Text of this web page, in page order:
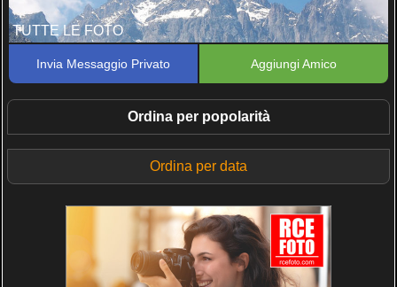
TUTTE LE FOTO
Invia Messaggio Privato Aggiungi Amico
Ordina per popolarità
Ordina per data